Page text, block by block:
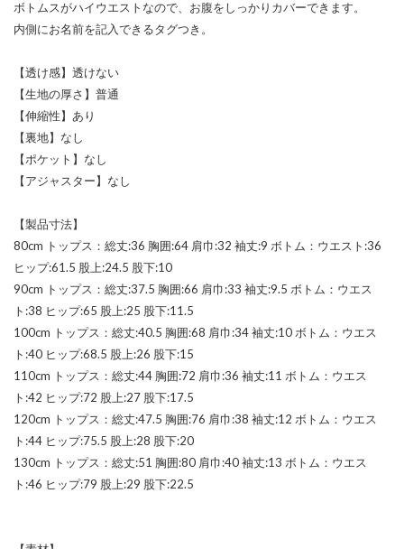
ボトムスがハイウエストなので、お腹をしっかりカバーできます。
内側にお名前を記入できるタグつき。
【透け感】透けない
【生地の厚さ】普通
【伸縮性】あり
【裏地】なし
【ポケット】なし
【アジャスター】なし
【製品寸法】
80cm トップス：総丈:36 胸囲:64 肩巾:32 袖丈:9 ボトム：ウエスト:36
ヒップ:61.5 股上:24.5 股下:10
90cm トップス：総丈:37.5 胸囲:66 肩巾:33 袖丈:9.5 ボトム：ウエス
ト:38 ヒップ:65 股上:25 股下:11.5
100cm トップス：総丈:40.5 胸囲:68 肩巾:34 袖丈:10 ボトム：ウエス
ト:40 ヒップ:68.5 股上:26 股下:15
110cm トップス：総丈:44 胸囲:72 肩巾:36 袖丈:11 ボトム：ウエス
ト:42 ヒップ:72 股上:27 股下:17.5
120cm トップス：総丈:47.5 胸囲:76 肩巾:38 袖丈:12 ボトム：ウエス
ト:44 ヒップ:75.5 股上:28 股下:20
130cm トップス：総丈:51 胸囲:80 肩巾:40 袖丈:13 ボトム：ウエス
ト:46 ヒップ:79 股上:29 股下:22.5